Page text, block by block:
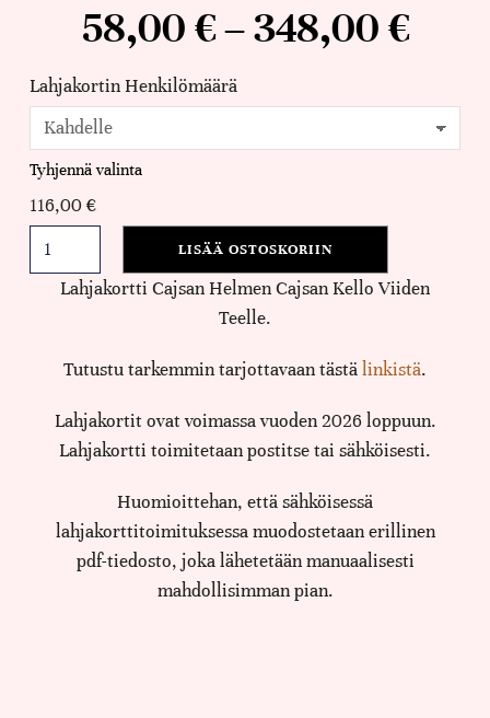
58,00€–348,00€
Lahjakortin Henkilömäärä
Tyhjennä valinta
116,00€
LISÄÄ OSTOSKORIIN
Lahjakortti Cajsan Helmen Cajsan Kello Viiden
Teelle.
Tutustu tarkemmin tarjottavaan tästälinkistä.
Lahjakortit ovat voimassa vuoden 2026 loppuun.
Lahjakortti toimitetaan postitse tai sähköisesti.
Huomioittehan, että sähköisessä
lahjakorttitoimituksessa muodostetaan erillinen
pdf-tiedosto, joka lähetetään manuaalisesti
mahdollisimman pian.